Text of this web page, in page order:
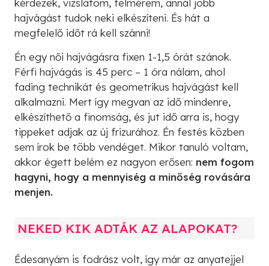
kérdezek, vizslatom, felmérem, annál jobb
hajvágást tudok neki elkészíteni. És hát a
megfelelő időt rá kell szánni!
Én egy női hajvágásra fixen 1-1,5 órát szánok.
Férfi hajvágás is 45 perc – 1 óra nálam, ahol
fading technikát és geometrikus hajvágást kell
alkalmazni. Mert így megvan az idő mindenre,
elkészíthető a finomság, és jut idő arra is, hogy
tippeket adjak az új frizurához. Én festés közben
sem írok be több vendéget. Mikor tanuló voltam,
akkor égett belém ez nagyon erősen: nem fogom
hagyni, hogy a mennyiség a minőség rovására
menjen.
NEKED KIK ADTÁK AZ ALAPOKAT?
Édesanyám is fodrász volt, így már az anyatejjel